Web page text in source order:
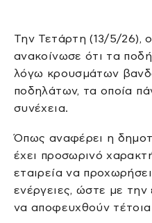
Την Τετάρτη (13/5/26),
ανακοίνωσε ότι τα
λόγω κρουσμάτων
ποδηλάτων, τα οποία
συνέχεια.
Όπως αναφέρει η
έχει προσωρινό
εταιρεία να
ενέργειες, ώστε με
να αποφευχθούν